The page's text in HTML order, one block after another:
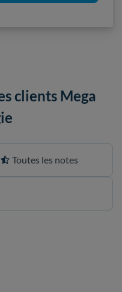
clients Mega